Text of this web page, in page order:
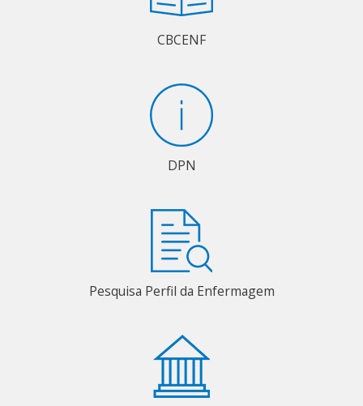
CBCENF
DPN
Pesquisa Perfil da Enfermagem